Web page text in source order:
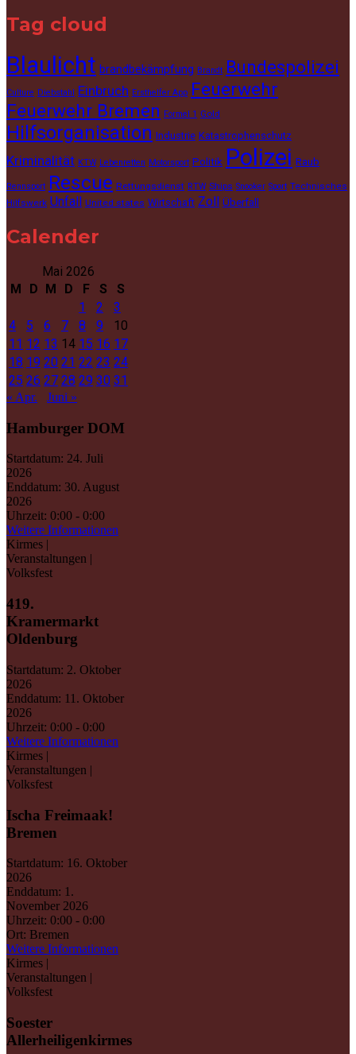
Tag cloud
Blaulicht brandbekämpfung Brandt Bundespolizei
Culture Diebstahl Einbruch Ersthelfer App Feuerwehr
Feuerwehr Bremen
Formel 1 Gold
Hilfsorganisation Industrie Katastrophenschutz
Kriminalität KTW Lebenretten Motorsport Politik Polizei Raub
Rennsport Rescue Rettungsdienst RTW Ships Snooker Sport Technisches
Hilfswerk Unfall United states Wirtschaft Zoll Überfall
Calender
Mai 2026
M
D M D F S
S
1
2
3
4
5 6 7 8 9
10
11 12 13 14 15 16 17
18 19 20 21 22 23 24
25 26 27 28 29 30 31
« Apr. Juni »
Hamburger DOM
Startdatum: 24. Juli
2026
Enddatum: 30. August
2026
Uhrzeit: 0:00 - 0:00
Weitere Informationen
Kirmes |
Veranstaltungen |
Volksfest
419.
Kramermarkt
Oldenburg
Startdatum: 2. Oktober
2026
Enddatum: 11. Oktober
2026
Uhrzeit: 0:00 - 0:00
Weitere Informationen
Kirmes |
Veranstaltungen |
Volksfest
Ischa Freimaak!
Bremen
Startdatum: 16. Oktober
2026
Enddatum: 1.
November 2026
Uhrzeit: 0:00 - 0:00
Ort: Bremen
Weitere Informationen
Kirmes |
Veranstaltungen |
Volksfest
Soester
Allerheiligenkirmes